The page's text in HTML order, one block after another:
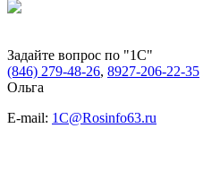
Задайте вопрос по "1С"
(846) 279-48-26, 8927-206-22-35
Ольга
E-mail: 1C@Rosinfo63.ru